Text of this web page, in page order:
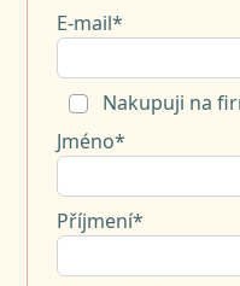
E-mail*
Nakupuji na
Jméno*
Příjmení*